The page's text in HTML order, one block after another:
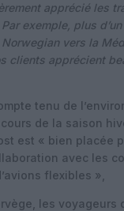
apprécié les
exemple, plus
vers la
clients apprécient
tenu de
de la saison
est « bien placée
avec les
flexibles »,
les voyageurs